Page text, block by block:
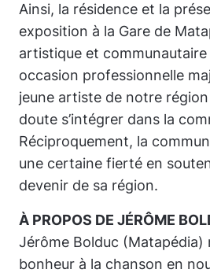
Ainsi, la résidence et la
exposition à la Gare de
artistique et
occasion professionnelle
jeune artiste de notre
doute s’intégrer dans la
Réciproquement, la
une certaine fierté en
devenir de sa région.
À PROPOS DE JÉRÔME
Jérôme Bolduc (Matapédia)
bonheur à la chanson en